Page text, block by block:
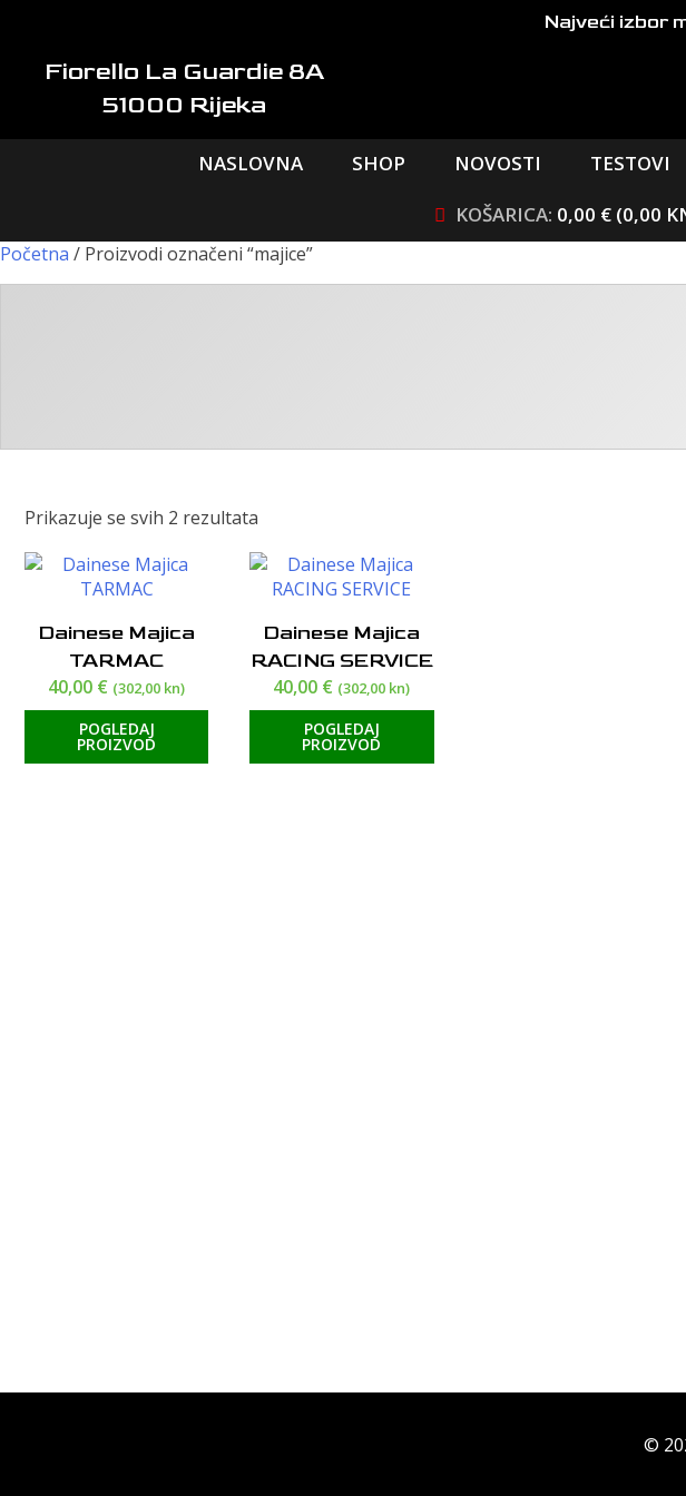
contentFiorello La Guardie 8A
51000 Rijeka
Najveći izbor
NASLOVNA SHOP NOVOSTI TESTOVI
0,00 € (0,00
Početna / Proizvodi označeni “majice”
Prikazuje se svih 2 rezultata
cijeni:
od
do
niske
Dainese Majica
TARMAC
40,00 € (302,00 kn)
POGLEDAJ
PROIZVOD
Dainese Majica
RACING SERVICE
40,00 € (302,00 kn)
POGLEDAJ
PROIZVOD
©